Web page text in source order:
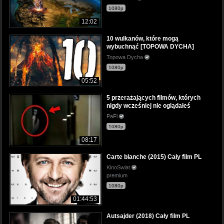
12:02
1080p
05:52
10 wulkanów, które mogą
wybuchnąć [TOPOWA DYCHA]
Topowa Dycha
1080p
08:17
5 przerażających filmów, których
nigdy wcześniej nie oglądałeś
PaFi
1080p
01:44:53
Carte blanche (2015) Cały film PL
KinoSwiat
premium
1080p
Autsajder (2018) Cały film PL